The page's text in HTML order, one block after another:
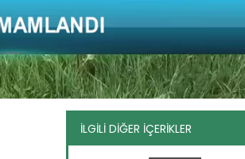
İLGİLİ DİĞER İÇERİKLER
Tıbbi aromatik bitkiler...